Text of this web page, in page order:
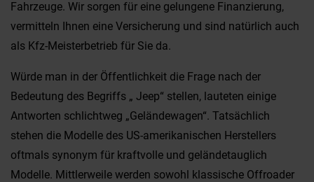
Fahrzeuge. Wir sorgen für eine gelungene Finanzierung,
vermitteln Ihnen eine Versicherung und sind natürlich auch
als Kfz-Meisterbetrieb für Sie da.
Würde man in der Öffentlichkeit die Frage nach der
Bedeutung des Begriffs „ Jeep“ stellen, lauteten einige
Antworten schlichtweg „Geländewagen“. Tatsächlich
stehen die Modelle des US-amerikanischen Herstellers
oftmals synonym für kraftvolle und geländetauglich
Modelle. Mittlerweile werden sowohl klassische Offroader